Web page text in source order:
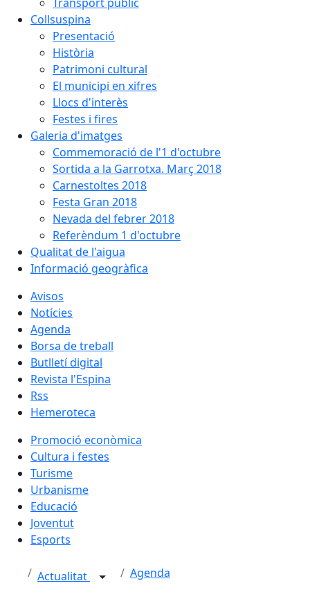
Collsuspina
Presentació
Història
Patrimoni cultural
El municipi en xifres
Llocs d'interès
Festes i fires
Galeria d'imatges
Commemoració de l'1 d'octubre
Sortida a la Garrotxa. Març 2018
Carnestoltes 2018
Festa Gran 2018
Nevada del febrer 2018
Referèndum 1 d'octubre
Qualitat de l'aigua
Informació geogràfica
Avisos
Notícies
Agenda
Borsa de treball
Butlletí digital
Revista l'Espina
Rss
Hemeroteca
Promoció econòmica
Cultura i festes
Turisme
Urbanisme
Educació
Joventut
Esports
Actualitat Agenda